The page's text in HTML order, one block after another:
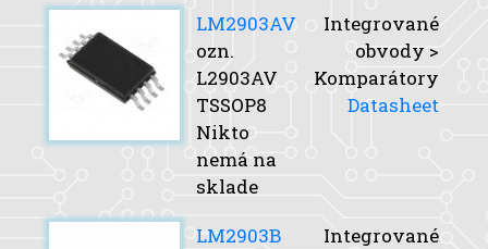
LM2903AV
ozn.
L2903AV
TSSOP8
Nikto
nemá na
sklade
Integrované
obvody >
Komparátory
Datasheet
LM2903B
Integrované